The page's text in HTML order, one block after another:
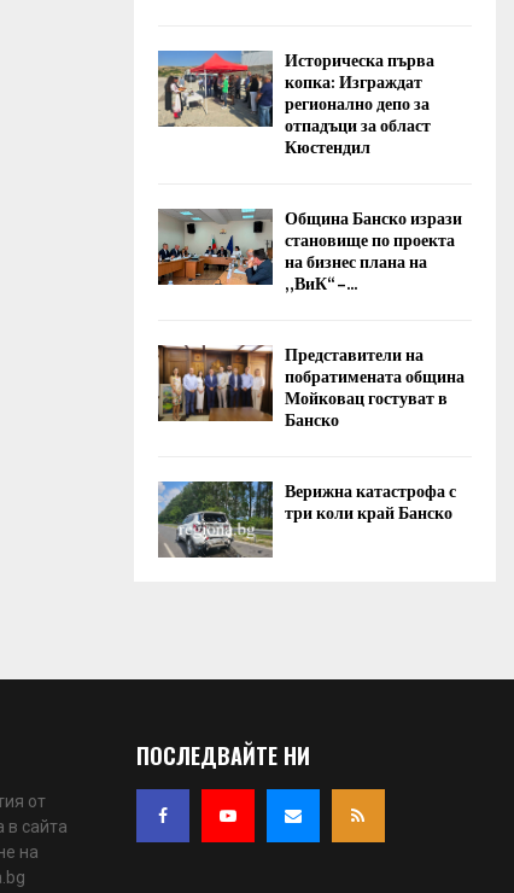
Историческа първа
копка: Изграждат
регионално депо за
отпадъци за област
Кюстендил
Община Банско изрази
становище по проекта
на бизнес плана на
„ВиК“ –...
Представители на
побратимената община
Мойковац гостуват в
Банско
Верижна катастрофа с
три коли край Банско
от
в сайта
на
ПОСЛЕДВАЙТЕ НИ